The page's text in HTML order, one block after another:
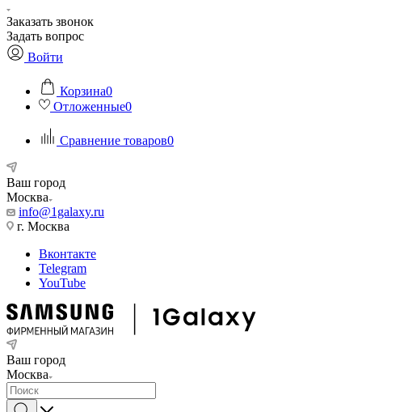
Заказать звонок
Задать вопрос
Войти
Корзина0
Отложенные0
Сравнение товаров0
Ваш город
Москва
info@1galaxy.ru
г. Москва
Вконтакте
Telegram
YouTube
Ваш город
Москва